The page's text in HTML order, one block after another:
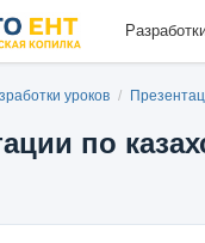
уроков /
по